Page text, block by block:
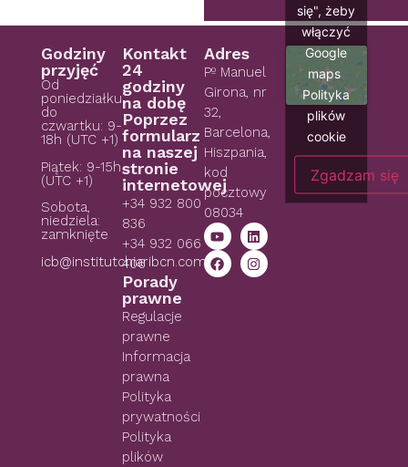
Godziny
przyjęć
Od
poniedziałku
do
czwartku: 9-
18h (UTC +1)
Piątek: 9-15h
(UTC +1)
Sobota,
niedziela:
zamknięte
icb@institutchiaribcn.com
Kontakt
24
godziny
na dobę
Poprzez
formularz
na naszej
stronie
internetowej
+34 932 800
836
+34 932 066
406
Porady
prawne
Regulacje
prawne
Informacja
prawna
Polityka
prywatności
Polityka
plików
Adres
Pº Manuel
Girona, nr
32,
Barcelona,
Hiszpania,
kod
pocztowy
08034
się", żeby
włączyć
Google
maps
Polityka
plików
cookie
Zgadzam się